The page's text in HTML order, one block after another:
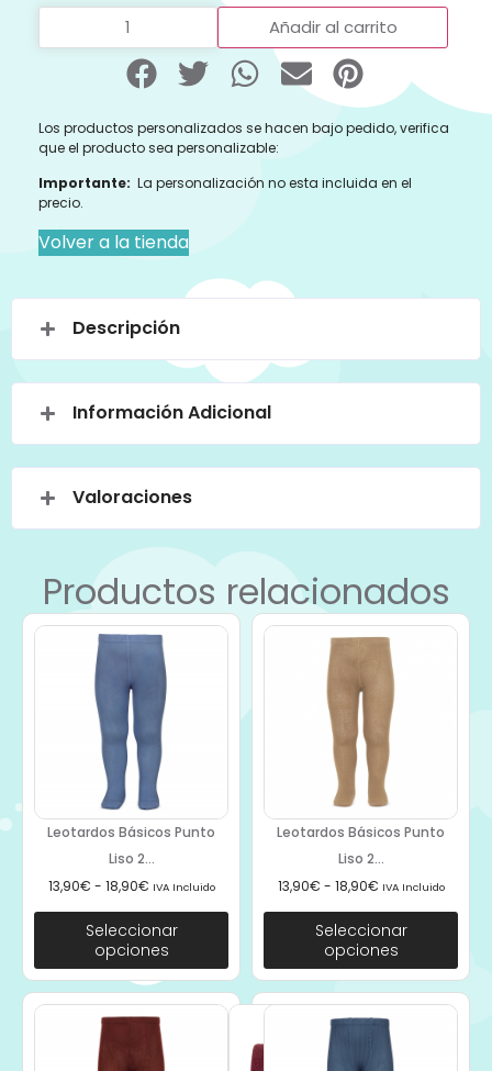
Añadir al carrito
Los productos personalizados se hacen bajo pedido, verifica
que el producto sea personalizable:
Importante: La personalización no esta incluida en el
precio.
Volver a la tienda
Descripción
Información Adicional
Valoraciones
Productos relacionados
Leotardos Básicos Punto
Liso 2...
13,90€ - 18,90€ IVA Incluido
Seleccionar
opciones
Leotardos Básicos Punto
Liso 2...
13,90€ - 18,90€ IVA Incluido
Seleccionar
opciones